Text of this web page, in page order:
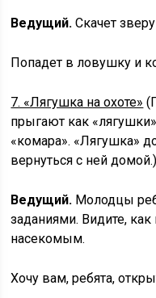
Ведущий. Скачет
Попадет в ловушку и
7. «Лягушка на охоте»
прыгают как
«комара». «Лягушка»
вернуться с ней домой.)
Ведущий. Молодцы
заданиями. Видите,
насекомым.
Хочу вам, ребята,